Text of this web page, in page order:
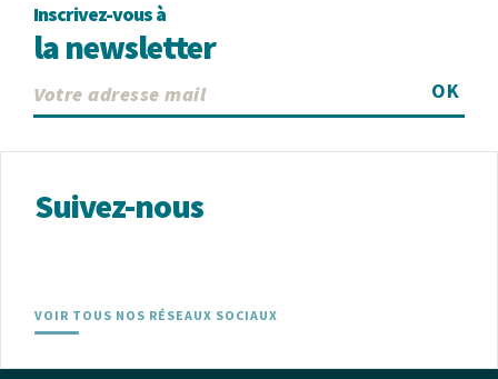
Inscrivez-vous à
la newsletter
OK
Suivez-nous
VOIR TOUS NOS RÉSEAUX SOCIAUX